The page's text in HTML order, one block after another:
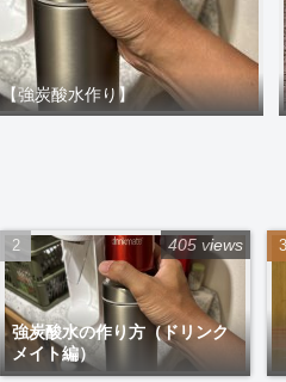
【強炭酸水作り】
強炭酸水の作り方（ドリンク
メイト編）
405 views